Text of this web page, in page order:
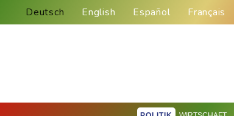
Deutsch English Español Français